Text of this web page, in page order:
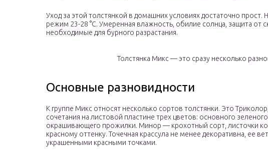
Уход за этой толстянкой в домашних условиях достаточно
режим 23-28 °С. Умеренная влажность, обилие солнца, защита от
необходимые для бурного разрастания.
Толстянка Микс — это сразу несколько
Основные разновидности
К группе Микс относят несколько сортов толстянки. Это
сочетания на листовой пластине трех цветов: основного
окрашивающего прожилки. Минор — крохотный сорт, листочки
красному оттенку. Точечная крассула не менее декоративна, ее
украшенными красными точками.